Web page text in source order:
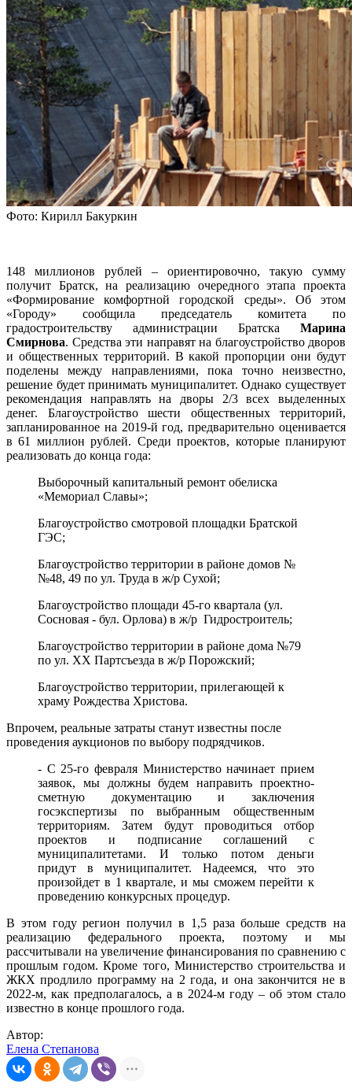
Фото: Кирилл Бакуркин
148 миллионов рублей – ориентировочно, такую сумму
получит Братск, на реализацию очередного этапа проекта
«Формирование комфортной городской среды». Об этом
«Городу» сообщила председатель комитета по
градостроительству администрации Братска Марина
Смирнова. Средства эти направят на благоустройство дворов
и общественных территорий. В какой пропорции они будут
поделены между направлениями, пока точно неизвестно,
решение будет принимать муниципалитет. Однако существует
рекомендация направлять на дворы 2/3 всех выделенных
денег. Благоустройство шести общественных территорий,
запланированное на 2019-й год, предварительно оценивается
в 61 миллион рублей. Среди проектов, которые планируют
реализовать до конца года:
Выборочный капитальный ремонт обелиска
«Мемориал Славы»;
Благоустройство смотровой площадки Братской
ГЭС;
Благоустройство территории в районе домов №
№48, 49 по ул. Труда в ж/р Сухой;
Благоустройство площади 45-го квартала (ул.
Сосновая - бул. Орлова) в ж/р Гидростроитель;
Благоустройство территории в районе дома №79
по ул. ХХ Партсъезда в ж/р Порожский;
Благоустройство территории, прилегающей к
храму Рождества Христова.
Впрочем, реальные затраты станут известны после
проведения аукционов по выбору подрядчиков.
- С 25-го февраля Министерство начинает прием
заявок, мы должны будем направить проектно-
сметную документацию и заключения
госэкспертизы по выбранным общественным
территориям. Затем будут проводиться отбор
проектов и подписание соглашений с
муниципалитетами. И только потом деньги
придут в муниципалитет. Надеемся, что это
произойдет в 1 квартале, и мы сможем перейти к
проведению конкурсных процедур.
В этом году регион получил в 1,5 раза больше средств на
реализацию федерального проекта, поэтому и мы
рассчитывали на увеличение финансирования по сравнению с
прошлым годом. Кроме того, Министерство строительства и
ЖКХ продлило программу на 2 года, и она закончится не в
2022-м, как предполагалось, а в 2024-м году – об этом стало
известно в конце прошлого года.
Автор:
Елена Степанова